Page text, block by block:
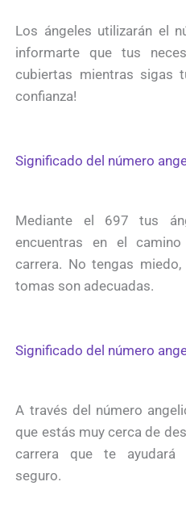
Los ángeles utilizarán el
informarte que tus
cubiertas mientras sigas
confianza!
Significado del número
Mediante el 697 tus
encuentras en el
carrera. No tengas
tomas son adecuadas.
Significado del número
A través del número
que estás muy cerca de
carrera que te ayudará
seguro.